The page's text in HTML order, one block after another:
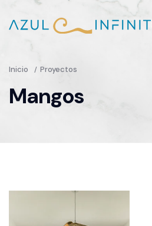
Inicio Proyectos
Mangos